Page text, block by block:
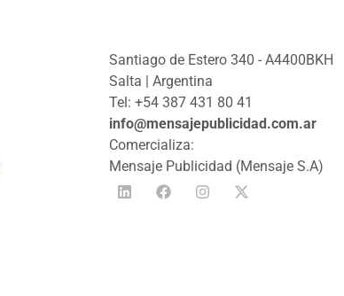
Santiago de Estero 340 - A4400BKH
Salta | Argentina
Tel: +54 387 431 80 41
info@mensajepublicidad.com.ar
Comercializa:
Mensaje Publicidad (Mensaje S.A)